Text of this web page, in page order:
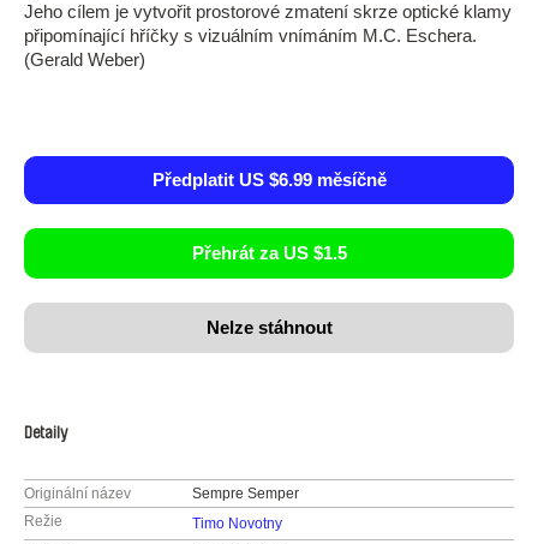
Jeho cílem je vytvořit prostorové zmatení skrze optické klamy
připomínající hříčky s vizuálním vnímáním M.C. Eschera.
(Gerald Weber)
Předplatit US $6.99 měsíčně
Přehrát za US $1.5
Nelze stáhnout
Detaily
Originální název
Sempre Semper
Režie
Timo Novotny